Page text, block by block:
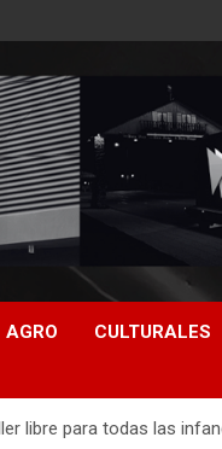
AGRO CULTURALES
libre para todas las